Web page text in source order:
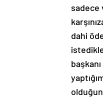
sadece
dahi